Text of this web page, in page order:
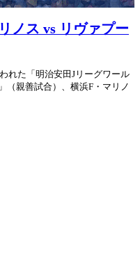
ノス vs リヴァプー
れた「明治安田Jリーグワール
（親善試合）、横浜F・マリノ